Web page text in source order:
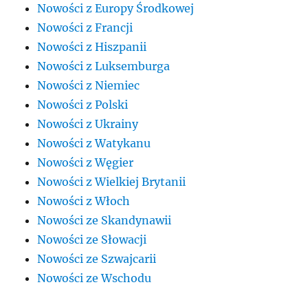
Nowości z Europy Środkowej
Nowości z Francji
Nowości z Hiszpanii
Nowości z Luksemburga
Nowości z Niemiec
Nowości z Polski
Nowości z Ukrainy
Nowości z Watykanu
Nowości z Węgier
Nowości z Wielkiej Brytanii
Nowości z Włoch
Nowości ze Skandynawii
Nowości ze Słowacji
Nowości ze Szwajcarii
Nowości ze Wschodu